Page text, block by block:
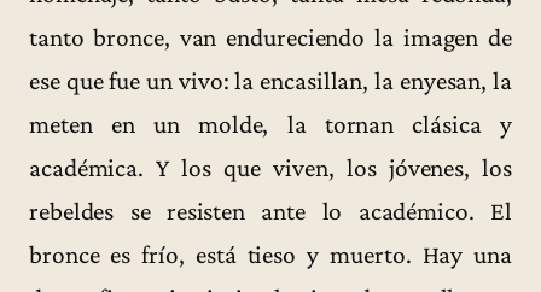
tanto bronce, van endureciendo la imagen de
ese que fue un vivo: la encasillan, la enyesan, la
meten en un molde, la tornan clásica y
académica. Y los que viven, los jóvenes, los
rebeldes se resisten ante lo académico. El
bronce es frío, está tieso y muerto. Hay una